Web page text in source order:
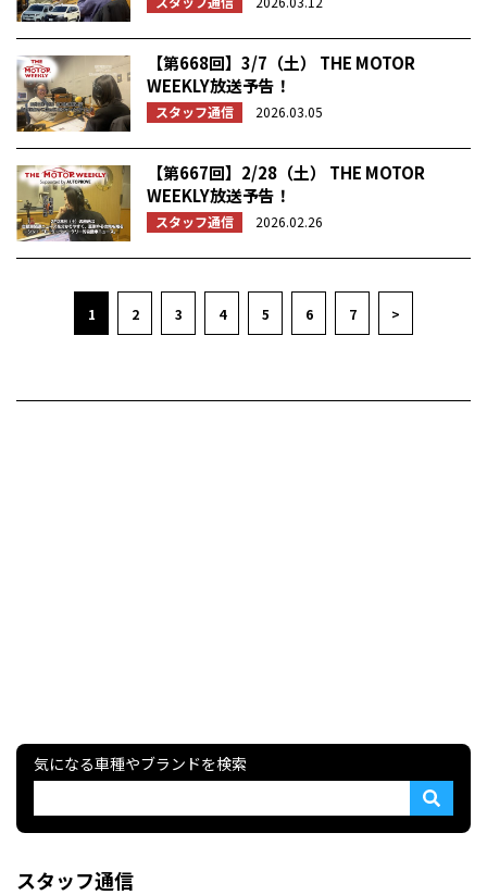
【第668回】3/7（土） THE MOTOR
WEEKLY放送予告！
スタッフ通信 2026.03.05
【第667回】2/28（土） THE MOTOR
WEEKLY放送予告！
スタッフ通信 2026.02.26
1 2 3 4 5 6 7 >
気になる車種やブランドを検索
スタッフ通信